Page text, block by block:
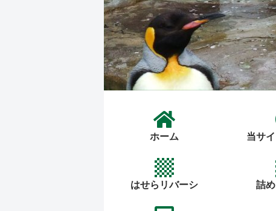
ホーム 当サ
はせらリバーシ 詰